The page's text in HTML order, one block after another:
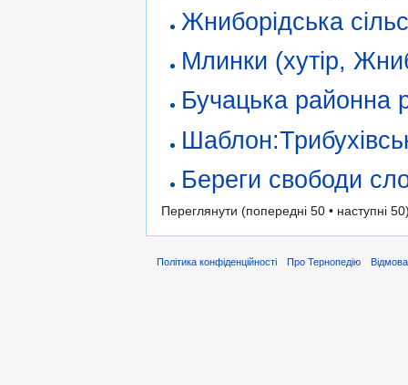
Жниборідська
Млинки (хутір,
Бучацька районна
Береги свободи
Переглянути (попередні 50 • наступні
Політика конфіденційності Про Тернопедію Відмова